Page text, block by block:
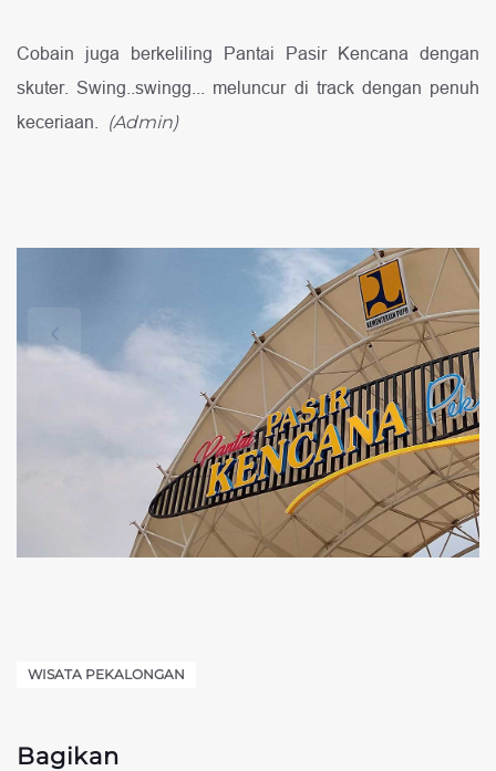
Cobain juga berkeliling Pantai Pasir Kencana dengan
skuter. Swing..swingg... meluncur di track dengan penuh
keceriaan.
(Admin)
WISATA PEKALONGAN
Bagikan